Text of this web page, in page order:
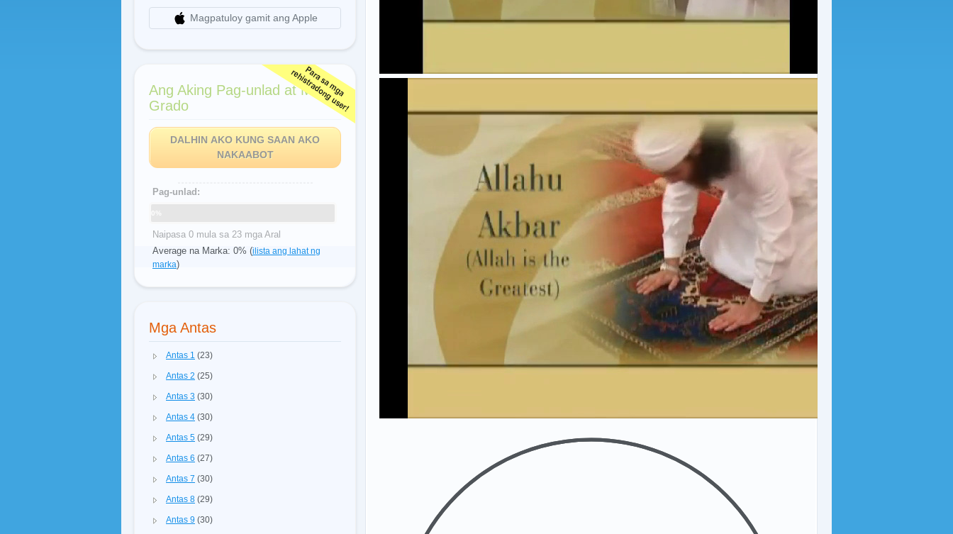
Magpatuloy gamit ang Apple
Ang Aking Pag-unlad at Mga
Grado
DALHIN AKO KUNG SAAN AKO
NAKAABOT
Pag-unlad:
0%
Naipasa 0 mula sa 23 mga Aral
Average na Marka: 0% (ilista ang lahat ng
marka)
Mga Antas
Antas 1 (23)
Antas 2 (25)
Antas 3 (30)
Antas 4 (30)
Antas 5 (29)
Antas 6 (27)
Antas 7 (30)
Antas 8 (29)
Antas 9 (30)